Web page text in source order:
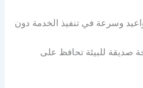
وسرعة في تنفيذ الخدمة دون
صديقة للبيئة تحافظ على